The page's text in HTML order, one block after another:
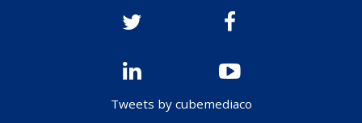
Tweets by cubemediaco